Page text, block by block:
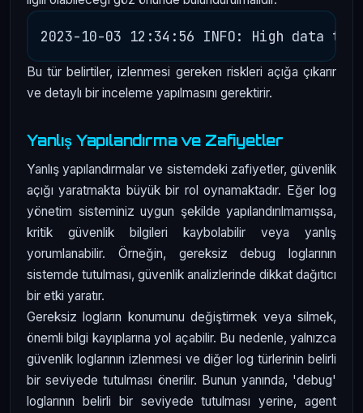
Bu tür belirtiler, izlenmesi gereken riskleri açığa çıkarır
ve detaylı bir inceleme yapılmasını gerektirir.
Yanlış Yapılandırma ve Zafiyetler
Yanlış yapılandırmalar ve sistemdeki zafiyetler, güvenlik
açığı yaratmakta büyük bir rol oynamaktadır. Eğer log
yönetim sisteminiz uygun şekilde yapılandırılmamışsa,
kritik güvenlik bilgileri kaybolabilir veya yanlış
yorumlanabilir. Örneğin, gereksiz debug loglarının
sistemde tutulması, güvenlik analizlerinde dikkat dağıtıcı
bir etki yaratır.
Gereksiz logların konumunu değiştirmek veya silmek,
önemli bilgi kayıplarına yol açabilir. Bu nedenle, yalnızca
güvenlik loglarının izlenmesi ve diğer log türlerinin belirli
bir seviyede tutulması önerilir. Bunun yanında, 'debug'
loglarının belirli bir seviyede tutulması yerine, agent